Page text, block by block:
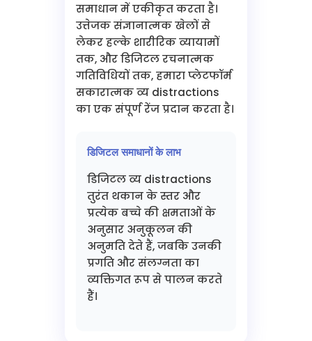
समाधान में एकीकृत करता है।
उत्तेजक संज्ञानात्मक खेलों से
लेकर हल्के शारीरिक व्यायामों
तक, और डिजिटल रचनात्मक
गतिविधियों तक, हमारा प्लेटफॉर्म
सकारात्मक व्य distractions
का एक संपूर्ण रेंज प्रदान करता है।
डिजिटल समाधानों के लाभ
डिजिटल व्य distractions
तुरंत थकान के स्तर और
प्रत्येक बच्चे की क्षमताओं के
अनुसार अनुकूलन की
अनुमति देते हैं, जबकि उनकी
प्रगति और संलग्नता का
व्यक्तिगत रूप से पालन करते
हैं।